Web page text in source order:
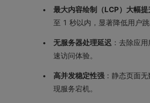
最大内容绘制（LCP）大幅提
至 1 秒以内，显著降低用户跳
无服务器处理延迟 ：去除应
速访问体验。
高并发稳定性强 ：静态页面
现服务宕机。